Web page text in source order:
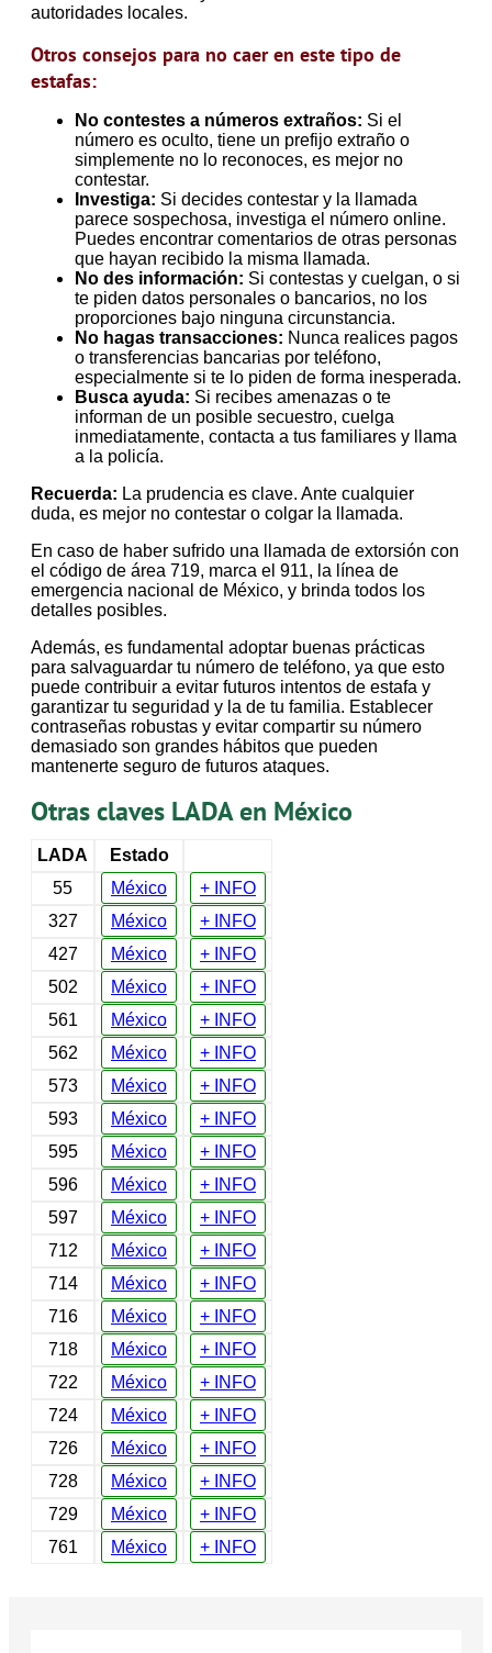
autoridades locales.
Otros consejos para no caer en este tipo de
estafas:
No contestes a números extraños: Si el
número es oculto, tiene un prefijo extraño o
simplemente no lo reconoces, es mejor no
contestar.
Investiga: Si decides contestar y la llamada
parece sospechosa, investiga el número online.
Puedes encontrar comentarios de otras personas
que hayan recibido la misma llamada.
No des información: Si contestas y cuelgan, o si
te piden datos personales o bancarios, no los
proporciones bajo ninguna circunstancia.
No hagas transacciones: Nunca realices pagos
o transferencias bancarias por teléfono,
especialmente si te lo piden de forma inesperada.
Busca ayuda: Si recibes amenazas o te
informan de un posible secuestro, cuelga
inmediatamente, contacta a tus familiares y llama
a la policía.
Recuerda: La prudencia es clave. Ante cualquier
duda, es mejor no contestar o colgar la llamada.
En caso de haber sufrido una llamada de extorsión con
el código de área 719, marca el 911, la línea de
emergencia nacional de México, y brinda todos los
detalles posibles.
Además, es fundamental adoptar buenas prácticas
para salvaguardar tu número de teléfono, ya que esto
puede contribuir a evitar futuros intentos de estafa y
garantizar tu seguridad y la de tu familia. Establecer
contraseñas robustas y evitar compartir su número
demasiado son grandes hábitos que pueden
mantenerte seguro de futuros ataques.
Otras claves LADA en México
LADA
Estado
55
México
+ INFO
327
México
+ INFO
427
México
+ INFO
502
México
+ INFO
561
México
+ INFO
562
México
+ INFO
573
México
+ INFO
593
México
+ INFO
595
México
+ INFO
596
México
+ INFO
597
México
+ INFO
712
México
+ INFO
714
México
+ INFO
716
México
+ INFO
718
México
+ INFO
722
México
+ INFO
724
México
+ INFO
726
México
+ INFO
728
México
+ INFO
729
México
+ INFO
761
México + INFO